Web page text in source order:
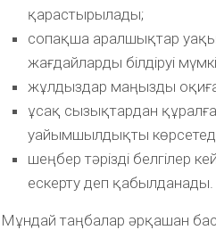
қарастырылады;
сопақша аралшықтар
жағдайларды білдіруі
жұлдыздар маңызды
ұсақ сызықтардан
уайымшылдықты
шеңбер тәрізді белгілер
ескерту деп қабылданады.
Мұндай таңбалар әрқашан